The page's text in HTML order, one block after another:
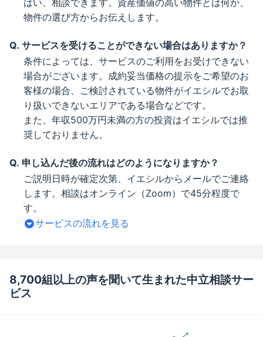
はい、相談できます。資産価値の高い物件とは何か、
物件の選び方からお伝えします。
サービスを受けることができない場合はありますか？
条件によっては、サービスのご利用をお受けできない
場合がございます。成約妥当価格の提示をご希望のお
客様の場合、ご検討されている物件がイエシルでお取
り扱いできないエリアである場合などです。
また、年収500万円未満の方の投資はイエシルでは推
奨しておりません。
申し込んだ後の流れはどのようになりますか？
ご説明日時が確定次第、イエシルからメールでご連絡
します。相談はオンライン（Zoom）で45分程度で
す。
サービスの流れを見る
8,700組以上の声を聞いて生まれた中立相談サー
ビス